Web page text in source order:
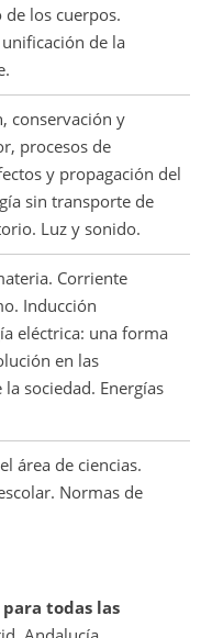
de los cuerpos.
de la
conservación y
procesos de
y propagación del
sin transporte de
Luz y sonido.
Corriente
Inducción
eléctrica: una forma
en las
sociedad. Energías
área de ciencias.
Normas de
todas las